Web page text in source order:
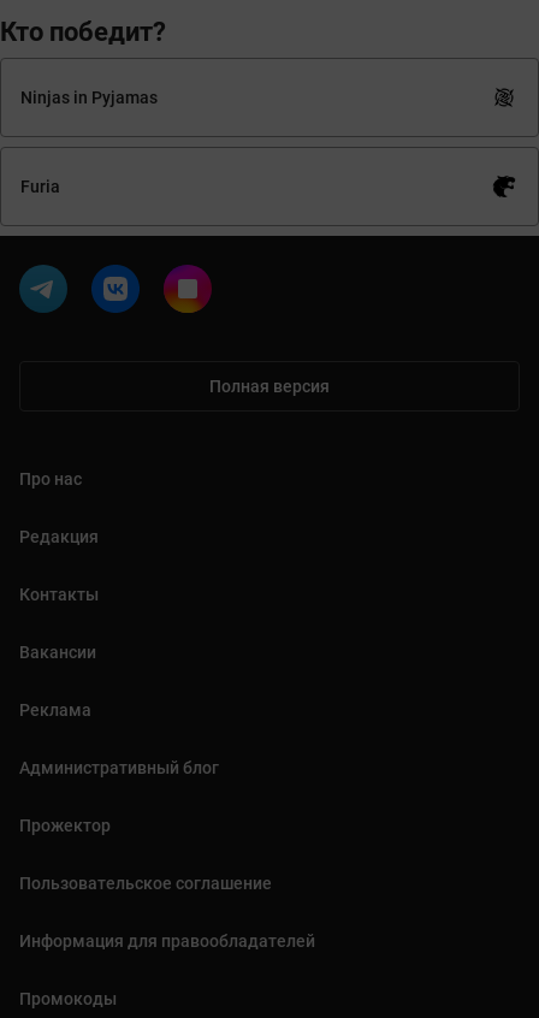
Кто победит?
Ninjas in Pyjamas
Furia
Полная версия
Про нас
Редакция
Контакты
Вакансии
Реклама
Административный блог
Прожектор
Пользовательское соглашение
Информация для правообладателей
Промокоды